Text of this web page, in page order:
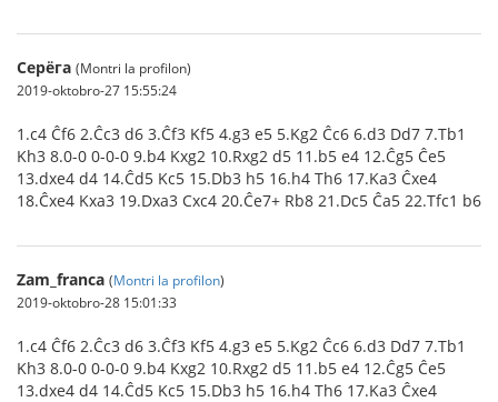
Серёга (Montri la profilon)
2019-oktobro-27 15:55:24
1.c4 Ĉf6 2.Ĉc3 d6 3.Ĉf3 Kf5 4.g3 e5 5.Kg2 Ĉc6 6.d3 Dd7 7.Tb1
Kh3 8.0-0 0-0-0 9.b4 Kxg2 10.Rxg2 d5 11.b5 e4 12.Ĉg5 Ĉe5
13.dxe4 d4 14.Ĉd5 Kc5 15.Db3 h5 16.h4 Th6 17.Ka3 Ĉxe4
18.Ĉxe4 Kxa3 19.Dxa3 Cxc4 20.Ĉe7+ Rb8 21.Dc5 Ĉa5 22.Tfc1 b6
Zam_franca (Montri la profilon)
2019-oktobro-28 15:01:33
1.c4 Ĉf6 2.Ĉc3 d6 3.Ĉf3 Kf5 4.g3 e5 5.Kg2 Ĉc6 6.d3 Dd7 7.Tb1
Kh3 8.0-0 0-0-0 9.b4 Kxg2 10.Rxg2 d5 11.b5 e4 12.Ĉg5 Ĉe5
13.dxe4 d4 14.Ĉd5 Kc5 15.Db3 h5 16.h4 Th6 17.Ka3 Ĉxe4